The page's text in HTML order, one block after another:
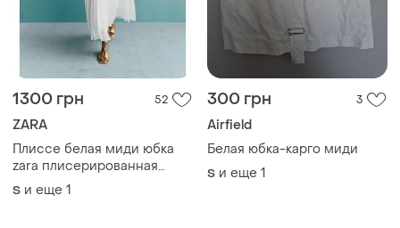
1300 грн 52
ZARA
Плиссе белая миди юбка
zara плисерированная
белая юбка миди шелковая
юбка в складку
S и еще 1
300 грн 3
Airfield
Белая юбка-карго миди
S и еще 1